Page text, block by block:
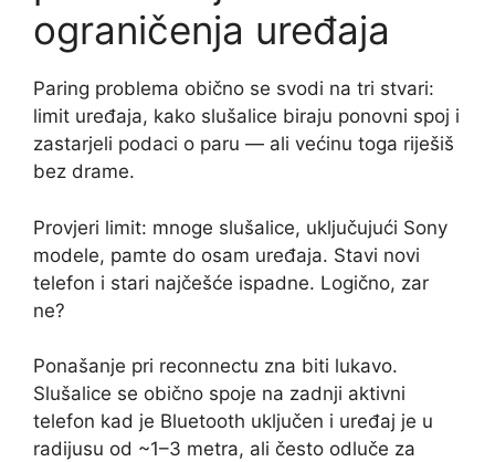
ograničenja uređaja
Paring problema obično se svodi na tri stvari:
limit uređaja, kako slušalice biraju ponovni spoj i
zastarjeli podaci o paru — ali većinu toga riješiš
bez drame.
Provjeri limit: mnoge slušalice, uključujući Sony
modele, pamte do osam uređaja. Stavi novi
telefon i stari najčešće ispadne. Logično, zar
ne?
Ponašanje pri reconnectu zna biti lukavo.
Slušalice se obično spoje na zadnji aktivni
telefon kad je Bluetooth uključen i uređaj je u
radijusu od ~1–3 metra, ali često odluče za